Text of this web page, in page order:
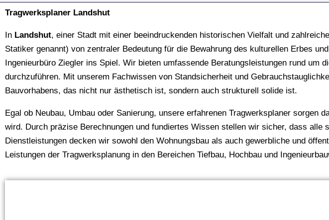
Tragwerksplaner Landshut
In Landshut, einer Stadt mit einer beeindruckenden historischen Vielfalt und
Statiker genannt) von zentraler Bedeutung für die Bewahrung des kulturellen Erbes
Ingenieurbüro Ziegler ins Spiel. Wir bieten umfassende Beratungsleistungen rund um
durchzuführen. Mit unserem Fachwissen von Standsicherheit und
Bauvorhabens, das nicht nur ästhetisch ist, sondern auch strukturell solide ist.
Egal ob Neubau, Umbau oder Sanierung, unsere erfahrenen Tragwerksplaner
wird. Durch präzise Berechnungen und fundiertes Wissen stellen wir sicher, dass alle
Dienstleistungen decken wir sowohl den Wohnungsbau als auch gewerbliche und
Leistungen der Tragwerksplanung in den Bereichen Tiefbau, Hochbau und